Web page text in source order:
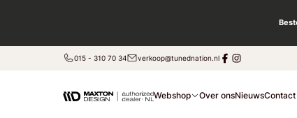
015 - 310 70 34 verkoop@tunednation.nl
Webshop Over onsNieuwsContact